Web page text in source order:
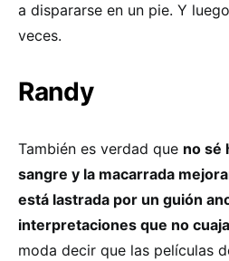
a dispararse en un pie. Y
veces.
Randy
También es verdad que no sé
sangre y la macarrada
está lastrada por un guión
interpretaciones que no
moda decir que las películas